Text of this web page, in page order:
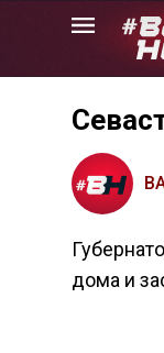
Skip
дома и